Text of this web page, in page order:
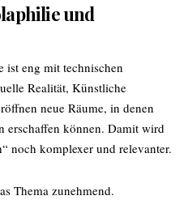
und
eng mit technischen
Realität, Künstliche
neue Räume, in denen
erschaffen können. Damit wird
noch komplexer und relevanter.
Thema zunehmend.